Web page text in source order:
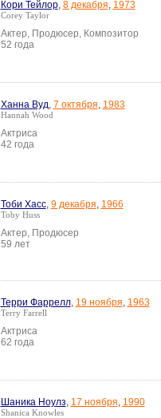
Кори Тейлор, 8 декабря, 1973
Corey Taylor
Актер, Продюсер, Композитор
52 года
Ханна Вуд, 7 октября, 1983
Hannah Wood
Актриса
42 года
Тоби Хасс, 9 декабря, 1966
Toby Huss
Актер, Продюсер
59 лет
Терри Фаррелл, 19 ноября, 1963
Terry Farrell
Актриса
62 года
Шаника Ноулз, 17 ноября, 1990
Shanica Knowles